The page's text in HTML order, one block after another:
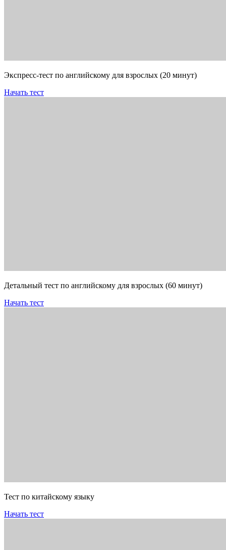
Экспресс-тест по английскому для взрослых (20 минут)
Начать тест
Детальный тест по английскому для взрослых (60 минут)
Начать тест
Тест по китайскому языку
Начать тест